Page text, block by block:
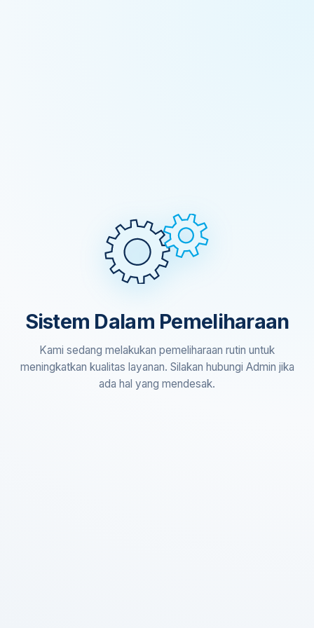
Sistem Dalam Pemeliharaan
Kami sedang melakukan pemeliharaan rutin untuk
meningkatkan kualitas layanan. Silakan hubungi Admin jika
ada hal yang mendesak.